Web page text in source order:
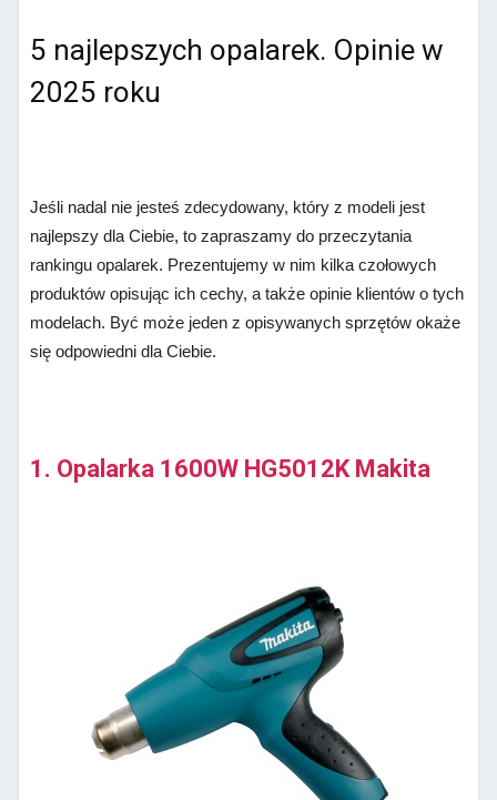
5 najlepszych opalarek. Opinie w
2025 roku
Jeśli nadal nie jesteś zdecydowany, który z modeli jest
najlepszy dla Ciebie, to zapraszamy do przeczytania
rankingu opalarek. Prezentujemy w nim kilka czołowych
produktów opisując ich cechy, a także opinie klientów o tych
modelach. Być może jeden z opisywanych sprzętów okaże
się odpowiedni dla Ciebie.
1. Opalarka 1600W HG5012K Makita